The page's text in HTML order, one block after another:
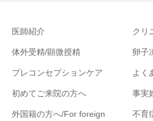
医師紹介 クリ
体外受精/顕微授精 卵子
プレコンセプションケア よく
初めてご来院の方へ 事実
外国籍の方へ/For foreign
不育